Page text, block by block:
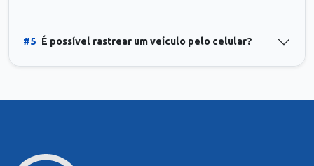
#5 É possível rastrear um veículo pelo celular?